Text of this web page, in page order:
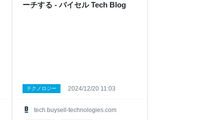
ーチする - バイセル Tech Blog
tech.buysell-technologies.com
テクノロジー 2024/12/20 11:03